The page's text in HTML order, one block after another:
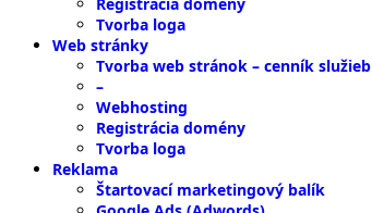
Tvorba loga
Web stránky
Tvorba web stránok – cenník služieb
–
Webhosting
Registrácia domény
Tvorba loga
Reklama
Štartovací marketingový balík